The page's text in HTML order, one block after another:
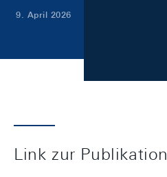
9. April 2026
Link zur Publikation